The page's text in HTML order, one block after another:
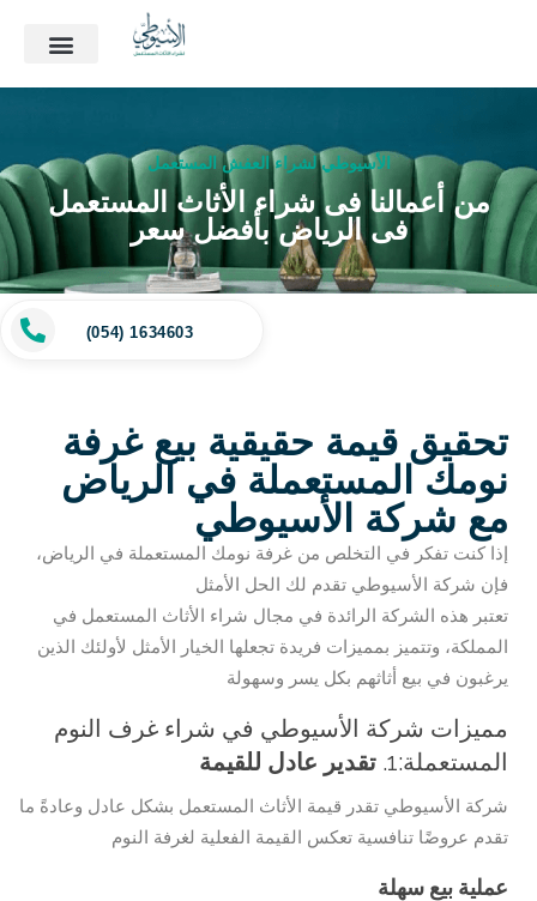
الأسيوطي لشراء العفش المستعمل
من أعمالنا فى شراء الأثاث المستعمل
فى الرياض بأفضل سعر
تحقيق قيمة حقيقية بيع غرفة
نومك المستعملة في الرياض
مع شركة الأسيوطي
فإن شركة الأسيوطي تقدم لك الحل الأمثل
تعتبر هذه الشركة الرائدة في مجال شراء الأثاث المستعمل في
المملكة، وتتميز بمميزات فريدة تجعلها الخيار الأمثل لأولئك الذين
يرغبون في بيع أثاثهم بكل يسر وسهولة
مميزات شركة الأسيوطي في شراء غرف النوم
المستعملة:1.
تقدير عادل للقيمة
شركة الأسيوطي تقدر قيمة الأثاث المستعمل بشكل عادل وعادةً ما
تقدم عروضًا تنافسية تعكس القيمة الفعلية لغرفة النوم
عملية بيع سهلة
(054) 1634603